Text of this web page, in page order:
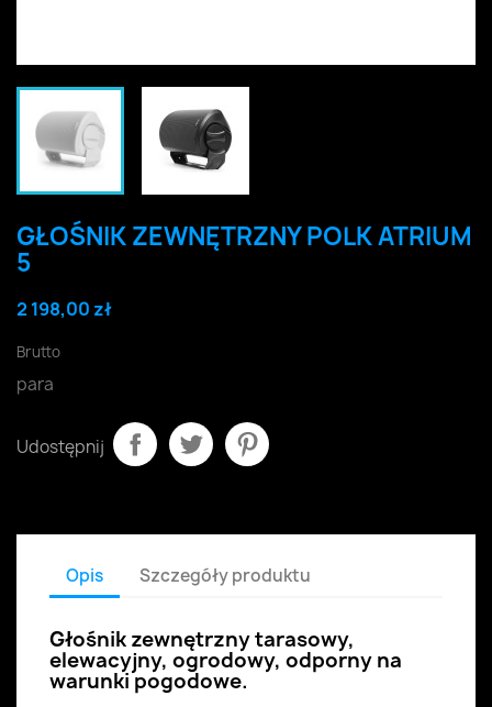
GŁOŚNIK ZEWNĘTRZNY POLK ATRIUM
5
2 198,00 zł
Brutto
para
Udostępnij
Opis Szczegóły produktu
Głośnik zewnętrzny tarasowy,
elewacyjny, ogrodowy, odporny na
warunki pogodowe.